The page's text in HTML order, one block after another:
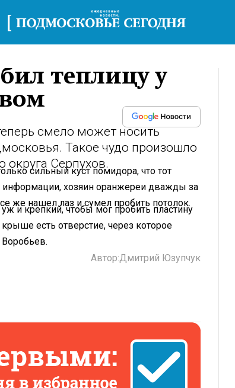
теплицу у
смело может носить
Такое чудо произошло
округа Серпухов.
сильный куст помидора, что тот
хозяин оранжереи дважды за
же нашел лаз и сумел пробить потолок.
и крепкий, чтобы мог пробить пластину
есть отверстие, через которое
Воробьев.
Автор:Дмитрий Юзупчук